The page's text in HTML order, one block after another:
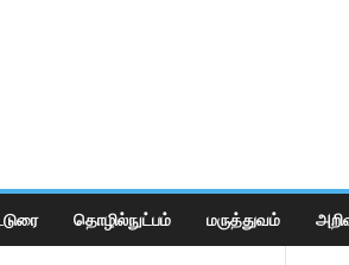
தொழில்நுட்பம் மருத்துவம்